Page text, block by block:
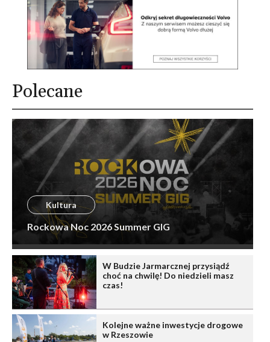
Polecane
Kultura
Rockowa Noc 2026 Summer GIG
W Budzie Jarmarcznej przysiądź
choć na chwilę! Do niedzieli masz
czas!
Kolejne ważne inwestycje drogowe
w Rzeszowie